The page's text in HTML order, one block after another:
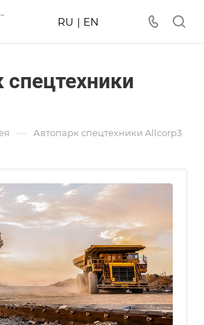
RU | EN
спецтехники
— Автопарк спецтехники Allcorp3